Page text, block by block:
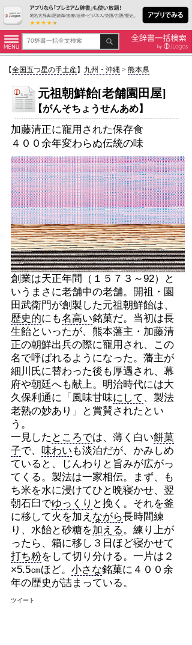
【全国五つ星の手土産】 九州・沖縄> 熊本県
元祖朝鮮飴[老舗園田屋]
【がんそちょうせんあめ】
加藤清正に寵用された保存食
４００余年変わらぬ伝統の味
創業は天正年間（１５７３～92）と
いうまさに老舗中の老舗。開祖・園
田武衛門が創製した元祖朝鮮飴は、
歴史的にも名高い銘菓だ。当初は長
生飴といったが、熊本藩主・加藤清
正の朝鮮出兵の際に寵用され、この
名で呼ばれるようになった。藩主が
細川氏に替わった後も厚遇され、幕
府や朝廷へも献上。明治時代には大
久保利通に「風味甘味にして 、製法
老熟の妙あり」と賞賛されたとい
う。
一見した ところでは、薄く白い餅菓
子で、 味わい も淡泊だが、かみしめ
ていると、じんわりと旨みが広がっ
てくる。製法は一家相伝。まず、も
ち米を水に浸けてひと晩寝かせ、翌
朝石臼でゆっくり と挽く。それを釜
に移して火を加え ながら長時間練
り、水飴と砂糖を加える 。練り上が
ったら、箱に移し３日ほど寝かせて
打ち粉をして切り分ける。一片は２
×5.5㎝ほど。 小さな銘菓に４００余
年の歴史が詰まっている。
ツイート